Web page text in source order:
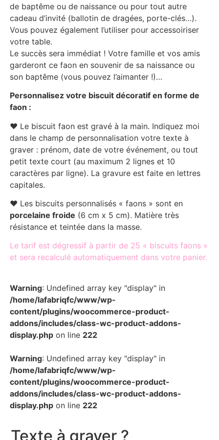
de baptême ou de naissance ou pour tout autre
cadeau d’invité (ballotin de dragées, porte-clés…).
Vous pouvez également l’utiliser pour accessoiriser
votre table.
Le succès sera immédiat ! Votre famille et vos amis
garderont ce faon en souvenir de sa naissance ou
son baptême (vous pouvez l’aimanter !)…
Personnalisez votre biscuit décoratif en forme de
faon :
♥ Le biscuit faon est gravé à la main. Indiquez moi
dans le champ de personnalisation votre texte à
graver : prénom, date de votre événement, ou tout
petit texte court (au maximum 2 lignes et 10
caractères par ligne). La gravure est faite en lettres
capitales.
♥ Les biscuits personnalisés « faons » sont en
porcelaine froide (6 cm x 5 cm). Matière très
résistance et teintée dans la masse.
Le tarif est dégressif à partir de 25 « biscuits faons »
et sera recalculé automatiquement dans votre panier.
Warning: Undefined array key "display" in
/home/lafabriqfc/www/wp-
content/plugins/woocommerce-product-
addons/includes/class-wc-product-addons-
display.php on line 222
Warning: Undefined array key "display" in
/home/lafabriqfc/www/wp-
content/plugins/woocommerce-product-
addons/includes/class-wc-product-addons-
display.php on line 222
Texte à graver ?